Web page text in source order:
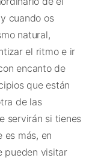
cuando os
natural,
el ritmo e ir
encanto de
que están
de las
servirán si tienes
es más, en
pueden visitar